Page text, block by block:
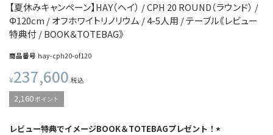
【夏休みキャンペーン】HAY（ヘイ） / CPH 20 ROUND（ラウンド） /
Φ120cm / オフホワイトリノリウム / 4-5人用 / テーブル《レビュー
特典付 / BOOK＆TOTEBAG》
商品番号 hay-cph20-of120
¥237,600 税込
2,160ポイント
レビュー特典でイメージBOOK＆TOTEBAGプレゼント！